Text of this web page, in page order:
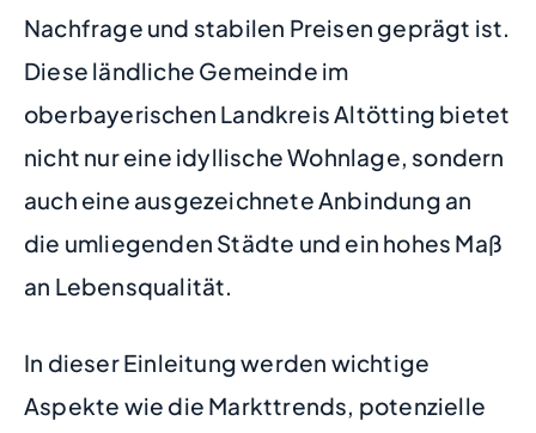
Nachfrage und stabilen Preisen geprägt ist.
Diese ländliche Gemeinde im
oberbayerischen Landkreis Altötting bietet
nicht nur eine idyllische Wohnlage, sondern
auch eine ausgezeichnete Anbindung an
die umliegenden Städte und ein hohes Maß
an Lebensqualität.
In dieser Einleitung werden wichtige
Aspekte wie die Markttrends, potenzielle